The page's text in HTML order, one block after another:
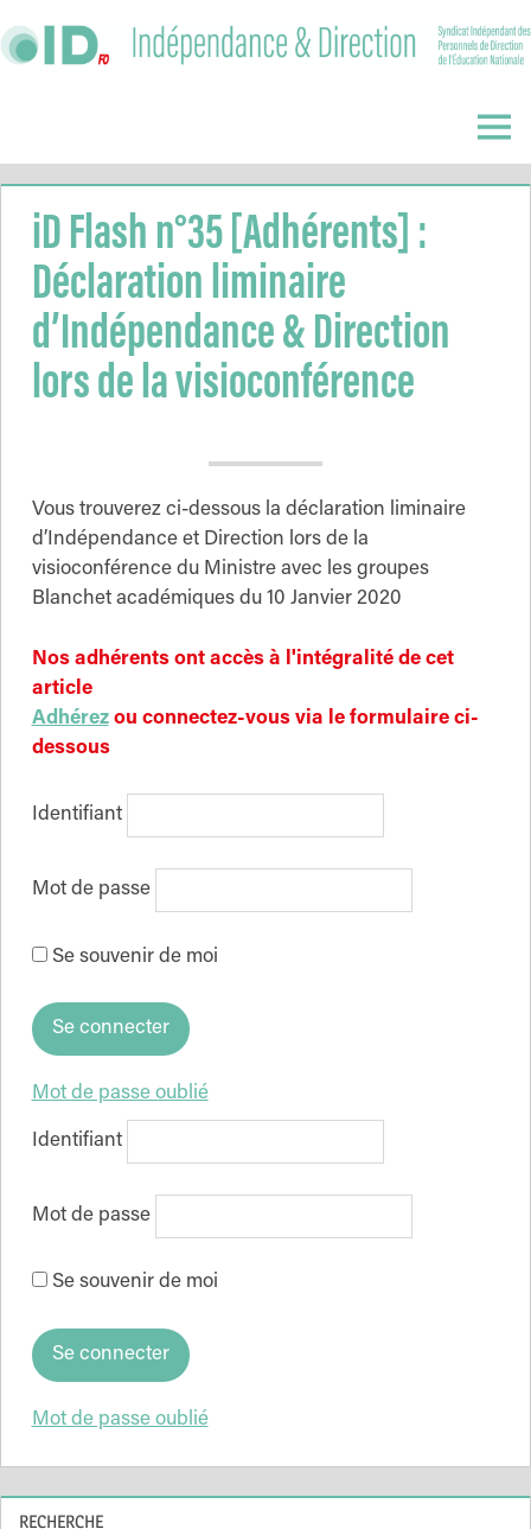
to
Direction
Menu
iD Flash n°35 [Adhérents] :
Déclaration liminaire
d’Indépendance & Direction
lors de la visioconférence
Vous trouverez ci-dessous la déclaration liminaire
d’Indépendance et Direction lors de la
visioconférence du Ministre avec les groupes
Blanchet académiques du 10 Janvier 2020
Nos adhérents ont accès à l'intégralité de cet
article
Adhérezou connectez-vous via le formulaire ci-
dessous
Identifiant
Mot de passe
Se souvenir de moi
Mot de passe oublié
Identifiant
Mot de passe
Se souvenir de moi
Mot de passe oublié
RECHERCHE